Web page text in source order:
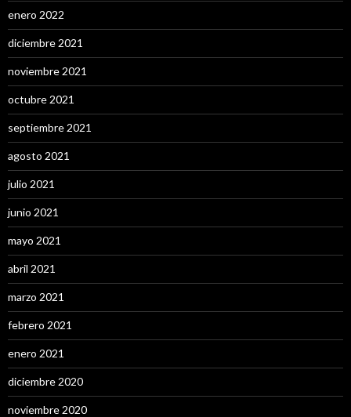
enero 2022
diciembre 2021
noviembre 2021
octubre 2021
septiembre 2021
agosto 2021
julio 2021
junio 2021
mayo 2021
abril 2021
marzo 2021
febrero 2021
enero 2021
diciembre 2020
noviembre 2020